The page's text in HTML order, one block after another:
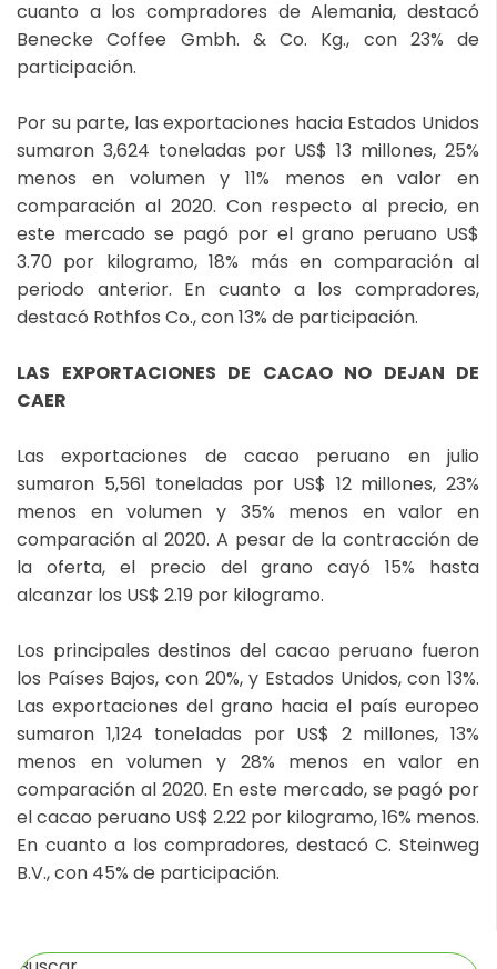
cuanto a los compradores de Alemania, destacó
Benecke Coffee Gmbh. & Co. Kg., con 23% de
participación.
Por su parte, las exportaciones hacia Estados Unidos
sumaron 3,624 toneladas por US$ 13 millones, 25%
menos en volumen y 11% menos en valor en
comparación al 2020. Con respecto al precio, en
este mercado se pagó por el grano peruano US$
3.70 por kilogramo, 18% más en comparación al
periodo anterior. En cuanto a los compradores,
destacó Rothfos Co., con 13% de participación.
LAS EXPORTACIONES DE CACAO NO DEJAN DE
CAER
Las exportaciones de cacao peruano en julio
sumaron 5,561 toneladas por US$ 12 millones, 23%
menos en volumen y 35% menos en valor en
comparación al 2020. A pesar de la contracción de
la oferta, el precio del grano cayó 15% hasta
alcanzar los US$ 2.19 por kilogramo.
Los principales destinos del cacao peruano fueron
los Países Bajos, con 20%, y Estados Unidos, con 13%.
Las exportaciones del grano hacia el país europeo
sumaron 1,124 toneladas por US$ 2 millones, 13%
menos en volumen y 28% menos en valor en
comparación al 2020. En este mercado, se pagó por
el cacao peruano US$ 2.22 por kilogramo, 16% menos.
En cuanto a los compradores, destacó C. Steinweg
B.V., con 45% de participación.